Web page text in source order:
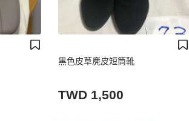
黑色皮草麂皮短筒靴
TWD 1,500